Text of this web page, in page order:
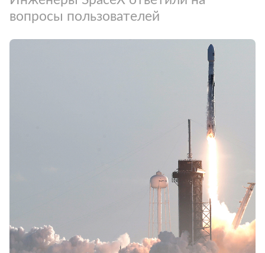
вопросы пользователей